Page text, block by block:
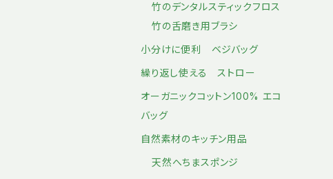
竹のデンタルスティックフロス
竹の舌磨き用ブラシ
小分けに便利 ベジバッグ
繰り返し使える ストロー
オーガニックコットン100% エコ
バッグ
自然素材のキッチン用品
天然へちまスポンジ